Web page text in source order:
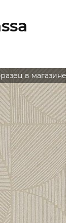
в магазине